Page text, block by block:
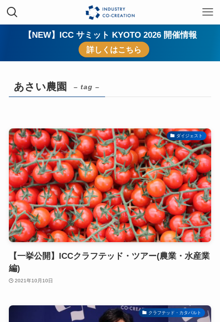
【NEW】ICC サミット KYOTO 2026 開催情報
詳しくはこちら
あさい農園 – tag –
ダイジェスト
【一挙公開】ICCクラフテッド・ツアー(農業・水産業
編)
2021年10月10日
クラフテッド・カタパルト